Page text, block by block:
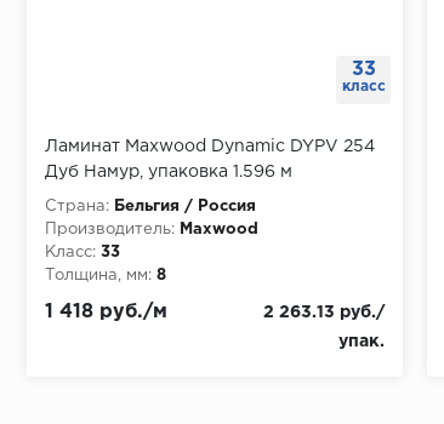
33
класс
Ламинат Maxwood Dynamic DYPV 254
Дуб Намур, упаковка 1.596 м
Страна:
Бельгия / Россия
Производитель:
Maxwood
Класс: 33
Толщина, мм: 8
1 418 руб./м
2 263.13 руб./
упак.